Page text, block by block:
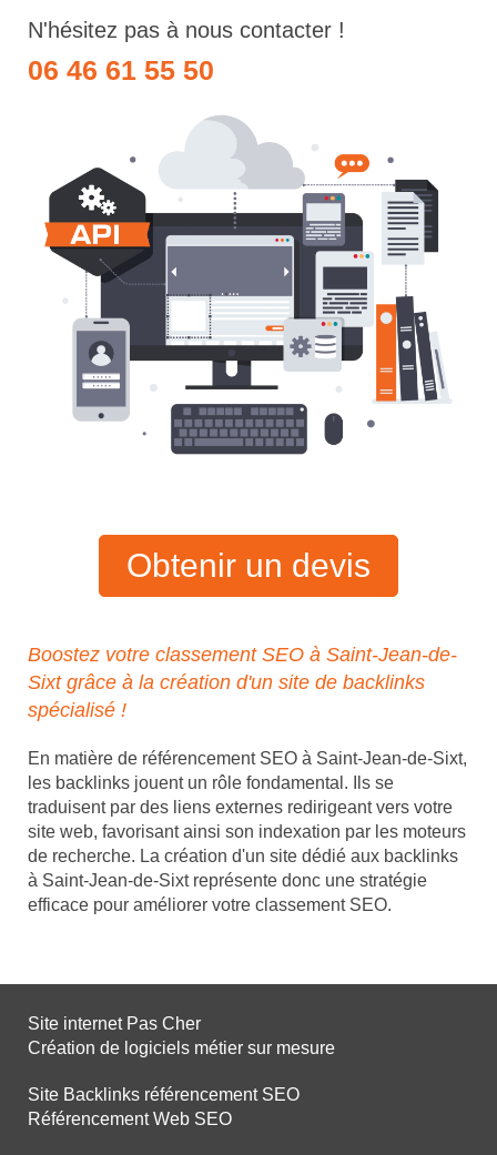
N'hésitez pas à nous contacter !
06 46 61 55 50
Obtenir un devis
Boostez votre classement SEO à Saint-Jean-de-
Sixt grâce à la création d'un site de backlinks
spécialisé !
En matière de référencement SEO à Saint-Jean-de-Sixt,
les backlinks jouent un rôle fondamental. Ils se
traduisent par des liens externes redirigeant vers votre
site web, favorisant ainsi son indexation par les moteurs
de recherche. La création d'un site dédié aux backlinks
à Saint-Jean-de-Sixt représente donc une stratégie
efficace pour améliorer votre classement SEO.
Site internet Pas Cher
Création de logiciels métier sur mesure
Site Backlinks référencement SEO
Référencement Web SEO